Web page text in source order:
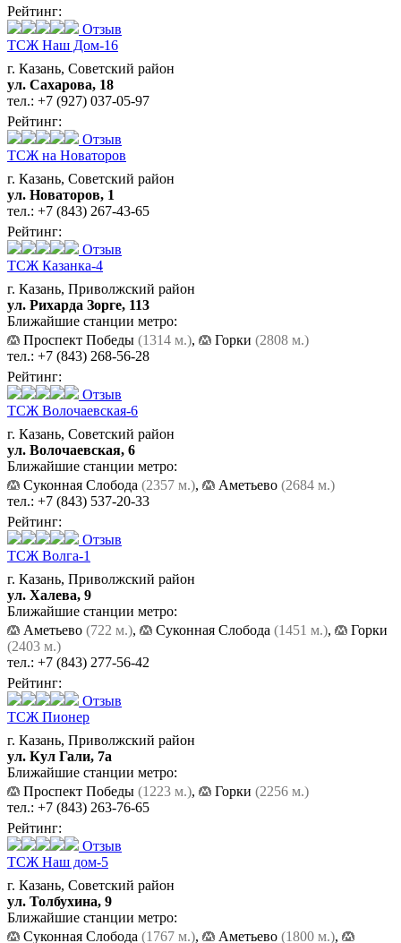
Рейтинг:
Отзыв
ТСЖ Наш Дом-16
г. Казань, Советский район
ул. Сахарова, 18
тел.: +7 (927) 037-05-97
Рейтинг:
Отзыв
ТСЖ на Новаторов
г. Казань, Советский район
ул. Новаторов, 1
тел.: +7 (843) 267-43-65
Рейтинг:
Отзыв
ТСЖ Казанка-4
г. Казань, Приволжский район
ул. Рихарда Зорге, 113
Ближайшие станции метро:
Проспект Победы (1314 м.), Горки (2808 м.)
тел.: +7 (843) 268-56-28
Рейтинг:
Отзыв
ТСЖ Волочаевская-6
г. Казань, Советский район
ул. Волочаевская, 6
Ближайшие станции метро:
Суконная Слобода (2357 м.), Аметьево (2684 м.)
тел.: +7 (843) 537-20-33
Рейтинг:
Отзыв
ТСЖ Волга-1
г. Казань, Приволжский район
ул. Халева, 9
Ближайшие станции метро:
Аметьево (722 м.), Суконная Слобода (1451 м.),
Горки
(2403 м.)
тел.: +7 (843) 277-56-42
Рейтинг:
Отзыв
ТСЖ Пионер
г. Казань, Приволжский район
ул. Кул Гали, 7а
Ближайшие станции метро:
Проспект Победы (1223 м.), Горки (2256 м.)
тел.: +7 (843) 263-76-65
Рейтинг:
Отзыв
ТСЖ Наш дом-5
г. Казань, Советский район
ул. Толбухина, 9
Ближайшие станции метро:
Суконная Слобода (1767 м.), Аметьево (1800 м.),